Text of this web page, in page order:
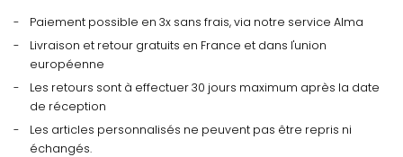
Paiement possible en 3x sans frais, via notre service Alma
Livraison et retour gratuits en France et dans l'union
européenne
Les retours sont à effectuer 30 jours maximum après la date
de réception
Les articles personnalisés ne peuvent pas être repris ni
échangés.